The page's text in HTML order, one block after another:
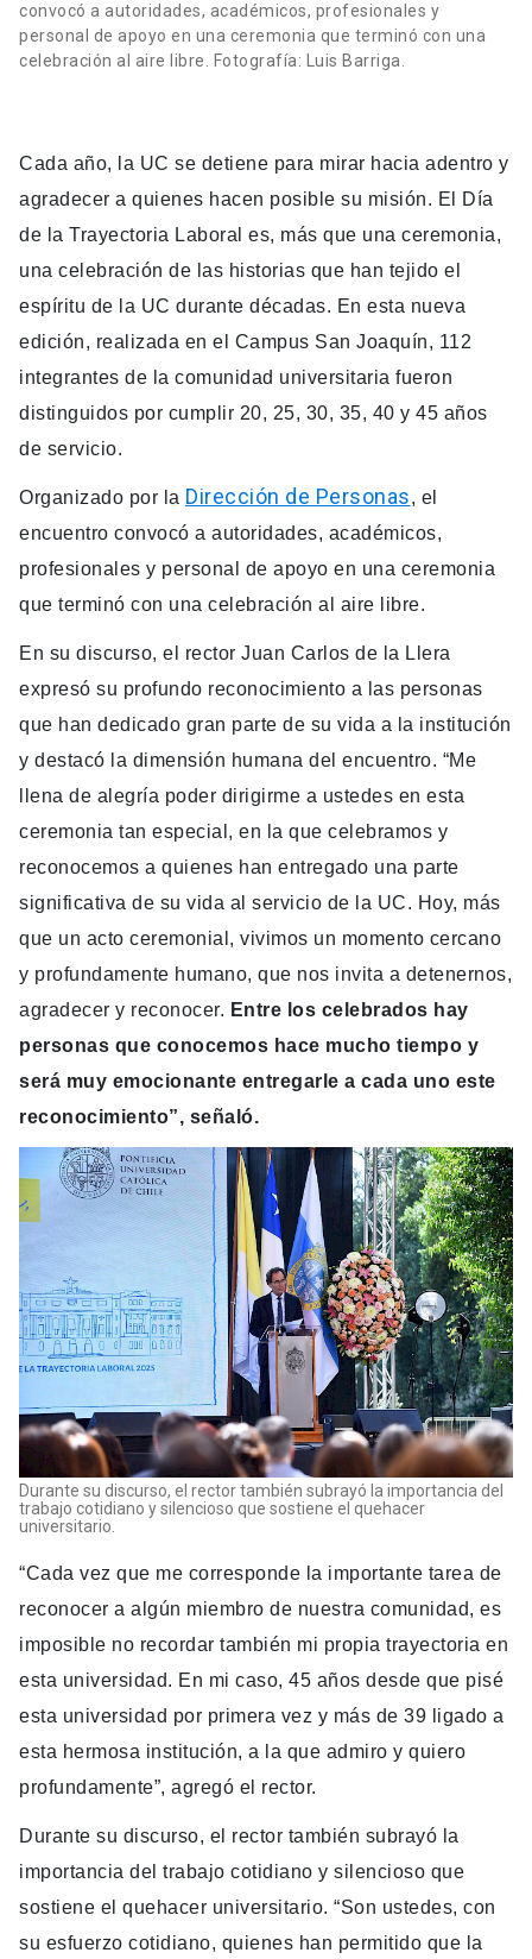
convocó a autoridades, académicos, profesionales y
personal de apoyo en una ceremonia que terminó con una
celebración al aire libre. Fotografía: Luis Barriga.
Cada año, la UC se detiene para mirar hacia adentro y
agradecer a quienes hacen posible su misión. El Día
de la Trayectoria Laboral es, más que una ceremonia,
una celebración de las historias que han tejido el
espíritu de la UC durante décadas. En esta nueva
edición, realizada en el Campus San Joaquín, 112
integrantes de la comunidad universitaria fueron
distinguidos por cumplir 20, 25, 30, 35, 40 y 45 años
de servicio.
Organizado por la Dirección de Personas, el
encuentro convocó a autoridades, académicos,
profesionales y personal de apoyo en una ceremonia
que terminó con una celebración al aire libre.
En su discurso, el rector Juan Carlos de la Llera
expresó su profundo reconocimiento a las personas
que han dedicado gran parte de su vida a la institución
y destacó la dimensión humana del encuentro. “Me
llena de alegría poder dirigirme a ustedes en esta
ceremonia tan especial, en la que celebramos y
reconocemos a quienes han entregado una parte
significativa de su vida al servicio de la UC. Hoy, más
que un acto ceremonial, vivimos un momento cercano
y profundamente humano, que nos invita a detenernos,
agradecer y reconocer. Entre los celebrados hay
personas que conocemos hace mucho tiempo y
será muy emocionante entregarle a cada uno este
reconocimiento”, señaló.
Durante su discurso, el rector también subrayó la importancia del
trabajo cotidiano y silencioso que sostiene el quehacer
universitario.
“Cada vez que me corresponde la importante tarea de
reconocer a algún miembro de nuestra comunidad, es
imposible no recordar también mi propia trayectoria en
esta universidad. En mi caso, 45 años desde que pisé
esta universidad por primera vez y más de 39 ligado a
esta hermosa institución, a la que admiro y quiero
profundamente”, agregó el rector.
Durante su discurso, el rector también subrayó la
importancia del trabajo cotidiano y silencioso que
sostiene el quehacer universitario. “Son ustedes, con
su esfuerzo cotidiano, quienes han permitido que la